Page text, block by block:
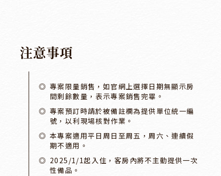
注意事項
專案限量銷售，如官網上選擇日期無顯示房
間剩餘數量，表示專案銷售完畢。
專案預訂時請於被備註欄為提供單位統一編
號，以利現場核對作業。
本專案適用平日周日至周五，周六、連續假
期不適用。
2025/1/1起入住，客房內將不主動提供一次
性備品。